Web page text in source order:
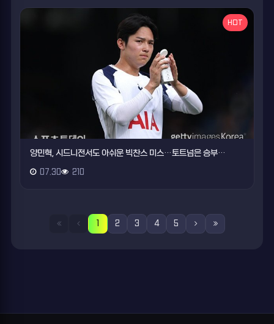
HOT
양민혁, 시드니전서도 아쉬운 빅찬스 미스…토트넘은 승부…
07.30 210
1 2 3 4 5